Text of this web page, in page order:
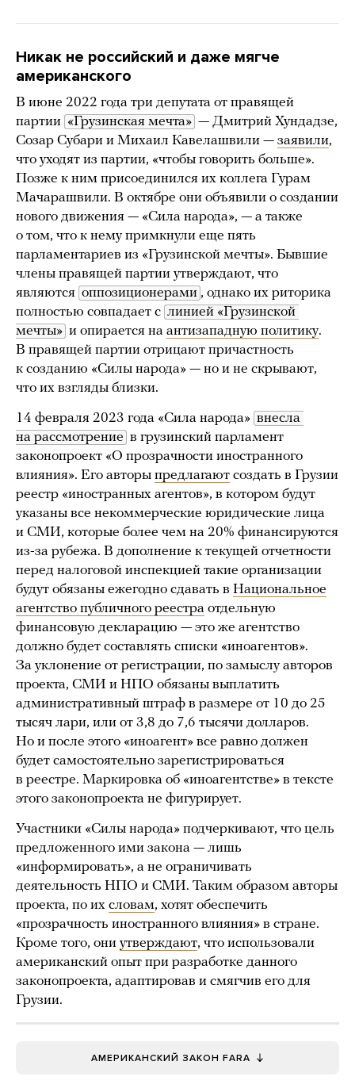
Никак не российский и даже мягче
американского
В июне 2022 года три депутата от правящей
партии «Грузинская мечта» — Дмитрий Хундадзе,
Созар Субари и Михаил Кавелашвили — заявили,
что уходят из партии, «чтобы говорить больше».
Позже к ним присоединился их коллега Гурам
Мачарашвили. В октябре они объявили о создании
нового движения — «Сила народа», — а также
о том, что к нему примкнули еще пять
парламентариев из «Грузинской мечты». Бывшие
члены правящей партии утверждают, что
являются оппозиционерами , однако их риторика
полностью совпадает с линией «Грузинской
мечты» и опирается на антизападную политику.
В правящей партии отрицают причастность
к созданию «Силы народа» — но и не скрывают,
что их взгляды близки.
14 февраля 2023 года «Сила народа» внесла
на рассмотрение в грузинский парламент
законопроект «О прозрачности иностранного
влияния». Его авторы предлагают создать в Грузии
реестр «иностранных агентов», в котором будут
указаны все некоммерческие юридические лица
и СМИ, которые более чем на 20% финансируются
из-за рубежа. В дополнение к текущей отчетности
перед налоговой инспекцией такие организации
будут обязаны ежегодно сдавать в Национальное
агентство публичного реестра отдельную
финансовую декларацию — это же агентство
должно будет составлять списки «иноагентов».
За уклонение от регистрации, по замыслу авторов
проекта, СМИ и НПО обязаны выплатить
административный штраф в размере от 10 до 25
тысяч лари, или от 3,8 до 7,6 тысячи долларов.
Но и после этого «иноагент» все равно должен
будет самостоятельно зарегистрироваться
в реестре. Маркировка об «иноагентстве» в тексте
этого законопроекта не фигурирует.
Участники «Силы народа» подчеркивают, что цель
предложенного ими закона — лишь
«информировать», а не ограничивать
деятельность НПО и СМИ. Таким образом авторы
проекта, по их словам, хотят обеспечить
«прозрачность иностранного влияния» в стране.
Кроме того, они утверждают, что использовали
американский опыт при разработке данного
законопроекта, адаптировав и смягчив его для
Грузии.
АМЕРИКАНСКИЙ ЗАКОН FARA